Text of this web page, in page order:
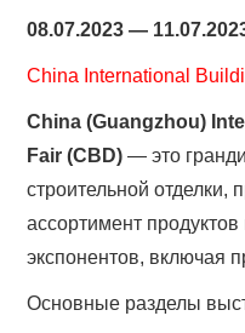
08.07.2023 —
China International
China (Guangzhou)
Fair (CBD) — это
строительной
ассортимент
экспонентов, включая
Основные разделы